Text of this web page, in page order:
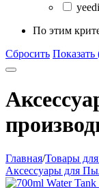
yeedi
По этим
Сбросить Показать
Главная/Товары
Аксессуары для